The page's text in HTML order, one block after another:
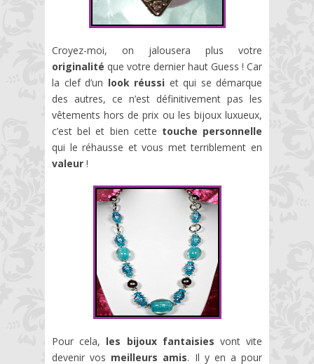
Croyez-moi, on jalousera plus votre
originalité que votre dernier haut Guess ! Car
la clef d’un look réussi et qui se démarque
des autres, ce n’est définitivement pas les
vêtements hors de prix ou les bijoux luxueux,
c’est bel et bien cette touche personnelle
qui le réhausse et vous met terriblement en
valeur !
Pour cela, les bijoux fantaisies vont vite
devenir vos meilleurs amis. Il y en a pour